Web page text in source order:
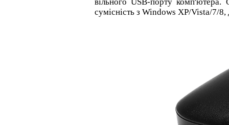
сумісність з Windows XP/Vista/7/